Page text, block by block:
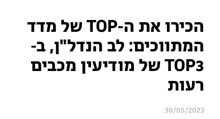
הכירו את ה-TOP של מדד
המתווכים: לב הנדל"ן, ב-
TOP3 של מודיעין מכבים
רעות
30/05/2023